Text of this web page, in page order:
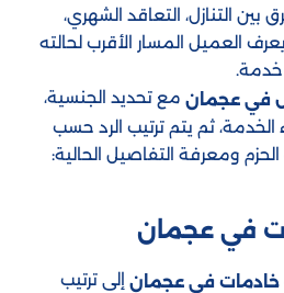
بين التنازل، التعاقد الشهري،
العميل المسار الأقرب لحالته
خدمة.
في عجمان مع تحديد الجنسية،
ثم يتم ترتيب الرد حسب
ومعرفة التفاصيل الحالية:
في عجمان
خادمات في عجمان إلى ترتيب